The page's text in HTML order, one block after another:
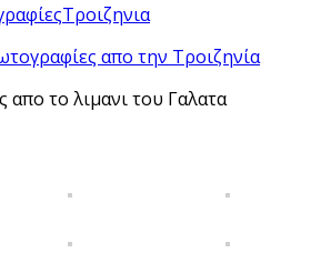
Τροιζηνια
απο την Τροιζηνία
απο το λιμανι του Γαλατα